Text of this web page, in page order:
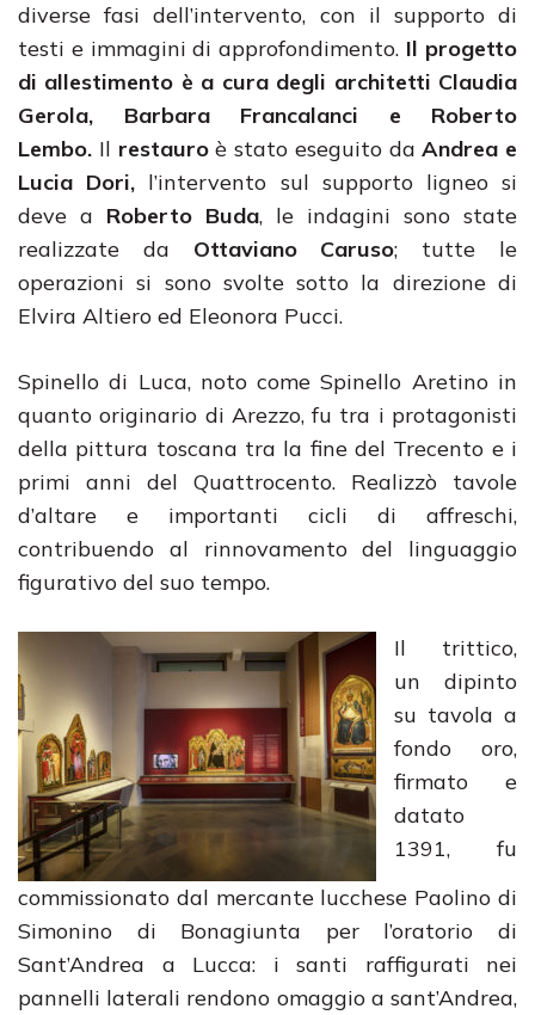
diverse fasi dell’intervento, con il supporto di
testi e immagini di approfondimento. Il progetto
di allestimento è a cura degli architetti Claudia
Gerola, Barbara Francalanci e Roberto
Lembo. Il restauroè stato eseguito daAndrea e
Lucia Dori, l’intervento sul supporto ligneo si
deve a Roberto Buda, le indagini sono state
realizzate da Ottaviano Caruso; tutte le
operazioni si sono svolte sotto la direzione di
Elvira Altiero ed Eleonora Pucci.
Spinello di Luca, noto come Spinello Aretino in
quanto originario di Arezzo, fu tra i protagonisti
della pittura toscana tra la fine del Trecento e i
primi anni del Quattrocento. Realizzò tavole
d’altare e importanti cicli di affreschi,
contribuendo al rinnovamento del linguaggio
figurativo del suo tempo.
Il trittico,
un dipinto
su tavola a
fondo oro,
firmato e
datato
1391, fu
commissionato dal mercante lucchese Paolino di
Simonino di Bonagiunta per l’oratorio di
Sant’Andrea a Lucca: i santi raffigurati nei
pannelli laterali rendono omaggio a sant’Andrea,